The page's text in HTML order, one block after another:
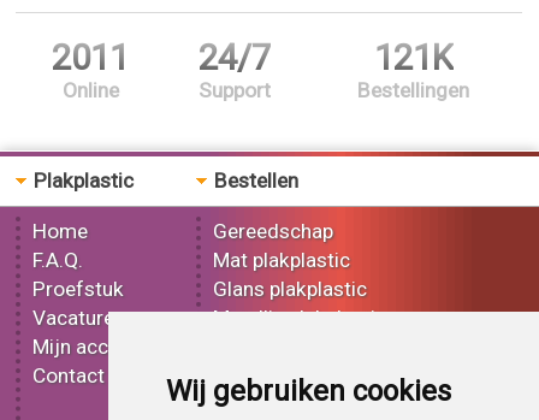
Wij gebruiken cookies
2011
Online
24/7
Support
121K
Bestellingen
Plakplastic
Home
F.A.Q.
Proefstuk
Vacatures
Mijn account
Contact
Bestellen
Gereedschap
Mat plakplastic
Glans plakplastic
Metallic plakplastic
Effect plakplastic
Bedrukt plakplastic